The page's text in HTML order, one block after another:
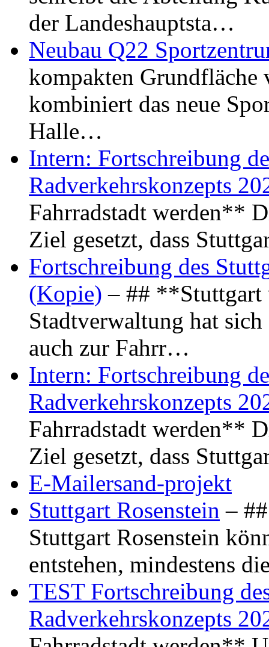
der Landeshauptsta…
Neubau Q22
kompakten Grundfläche
kombiniert das neue
Halle…
Intern: Fortschreibung
Radverkehrskonzepts
Fahrradstadt werden**
Ziel gesetzt, dass
Fortschreibung des
(Kopie) – ## **Stuttgart
Stadtverwaltung hat
auch zur Fahrr…
Intern: Fortschreibung
Radverkehrskonzepts
Fahrradstadt werden**
Ziel gesetzt, dass
E-Mailersand-projekt
Stuttgart Rosenstein –
Stuttgart Rosenstein
entstehen, mindestens
TEST Fortschreibung
Radverkehrskonzepts